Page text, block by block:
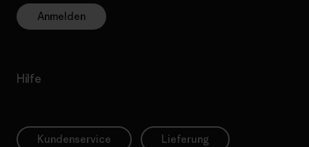
Anmelden
Hilfe
Kundenservice Lieferung